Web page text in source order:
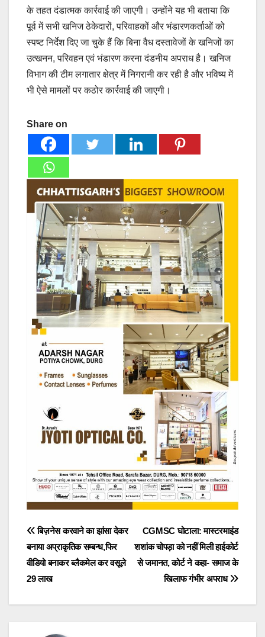
के तहत दंडात्मक कार्रवाई की जाएगी। उन्होंने यह भी बताया कि
पूर्व में सभी खनिज ठेकेदारों, परिवाहकों और भंडारणकर्ताओं को
स्पष्ट निर्देश दिए जा चुके हैं कि बिना वैध दस्तावेजों के खनिजों का
उत्खनन, परिवहन एवं भंडारण करना दंडनीय अपराध है। खनिज
विभाग की टीम लगातार क्षेत्र में निगरानी कर रही है और भविष्य में
भी ऐसे मामलों पर कठोर कार्रवाई की जाएगी।
Share on
Post
navigation
CGMSC घोटाला: मास्टरमाइंड
शशांक चोपड़ा को नहीं मिली हाईकोर्ट
से जमानत, कोर्ट ने कहा- समाज के
खिलाफ गंभीर अपराध
बिज़नेस करवाने का झांसा देकर
बनाया अप्राकृतिक सम्बन्ध,फिर
वीडियो बनाकर ब्लैकमेल कर वसूले
29 लाख